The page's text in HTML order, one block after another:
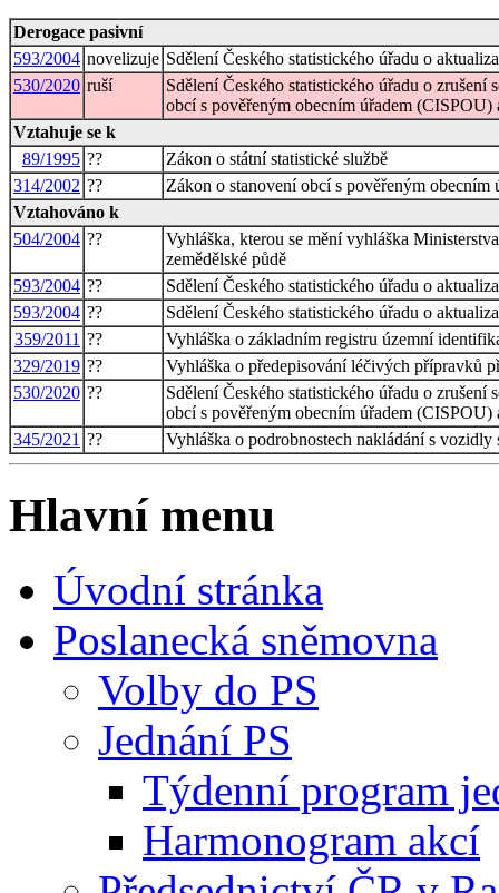
Derogace pasivní
593/2004 novelizuje Sdělení Českého statistického úřadu o
530/2020 ruší
Sdělení Českého statistického úřadu o
obcí s pověřeným obecním úřadem
Vztahuje se k
89/1995 ??
Zákon o státní statistické službě
314/2002 ??
Zákon o stanovení obcí s pověřeným obecním
Vztahováno k
504/2004 ??
Vyhláška, kterou se mění vyhláška
zemědělské půdě
593/2004 ??
Sdělení Českého statistického úřadu o
593/2004 ??
Sdělení Českého statistického úřadu o
359/2011 ??
Vyhláška o základním registru územní
329/2019 ??
Vyhláška o předepisování léčivých přípravků
530/2020 ??
Sdělení Českého statistického úřadu o
obcí s pověřeným obecním úřadem
345/2021 ?? Vyhláška o podrobnostech nakládání s
Hlavní menu
Úvodní stránka
Poslanecká sněmovna
Volby do PS
Jednání PS
Týdenní program
Harmonogram akcí